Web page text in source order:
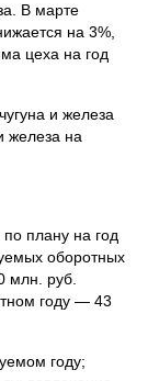
B марте
на 3%,
цеха на год
и железа
железа на
плану на год
оборотных
млн. руб.
году — 43
году;